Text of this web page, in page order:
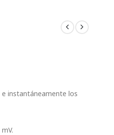
e instantáneamente los